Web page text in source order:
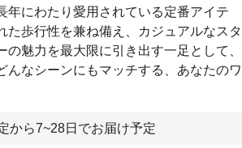
年にわたり愛用されている定番アイテ
た歩行性を兼ね備え、カジュアルなスタ
の魅力を最大限に引き出す一足として、
んなシーンにもマッチする、あなたのワ
から7~28日でお届け予定